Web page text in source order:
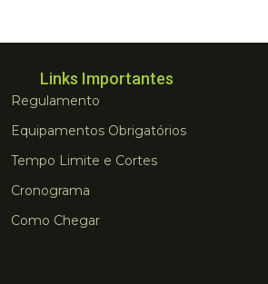
Links Importantes
Regulamento
Equipamentos Obrigatórios
Tempo Limite e Cortes
Cronograma
Como Chegar